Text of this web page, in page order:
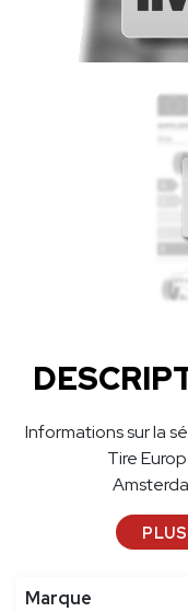
Informations sur la
Tire
Marque